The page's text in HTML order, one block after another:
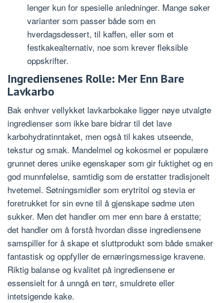
lenger kun for spesielle anledninger. Mange søker
varianter som passer både som en
hverdagsdessert, til kaffen, eller som et
festkakealternativ, noe som krever fleksible
oppskrifter.
Ingrediensenes Rolle: Mer Enn Bare
Lavkarbo
Bak enhver vellykket lavkarbokake ligger nøye utvalgte
ingredienser som ikke bare bidrar til det lave
karbohydratinntaket, men også til kakes utseende,
tekstur og smak. Mandelmel og kokosmel er populære
grunnet deres unike egenskaper som gir fuktighet og en
god munnfølelse, samtidig som de erstatter tradisjonelt
hvetemel. Søtningsmidler som erytritol og stevia er
foretrukket for sin evne til å gjenskape sødme uten
sukker. Men det handler om mer enn bare å erstatte;
det handler om å forstå hvordan disse ingrediensene
samspiller for å skape et sluttprodukt som både smaker
fantastisk og oppfyller de ernæringsmessige kravene.
Riktig balanse og kvalitet på ingrediensene er
essensielt for å unngå en tørr, smuldrete eller
intetsigende kake.